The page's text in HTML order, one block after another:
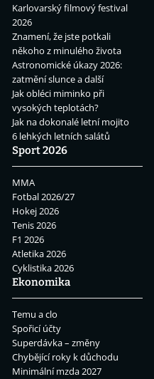
Karlovarský filmový festival
2026
Znamení, že jste potkali
někoho z minulého života
Astronomické úkazy 2026:
zatmění slunce a další
Jak obléci miminko při
vysokých teplotách?
Jak na dokonalé letní mojito
6 lehkých letních salátů
Sport 2026
MMA
Fotbal 2026/27
Hokej 2026
Tenis 2026
F1 2026
Atletika 2026
Cyklistika 2026
Ekonomika
Temu a clo
Spořicí účty
Superdávka – změny
Chybějící roky k důchodu
Minimální mzda 2027